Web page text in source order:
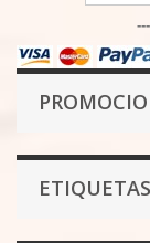
ETIQUETAS